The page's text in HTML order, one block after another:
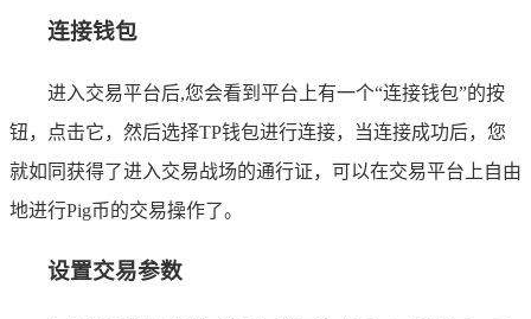
连接钱包
进入交易平台后,您会看到平台上有一个“连接钱包”的按
钮，点击它，然后选择TP钱包进行连接，当连接成功后，您
就如同获得了进入交易战场的通行证，可以在交易平台上自由
地进行Pig币的交易操作了。
设置交易参数